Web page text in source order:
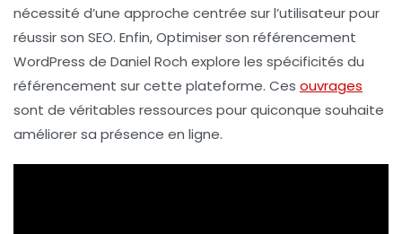
nécessité d’une approche centrée sur l’utilisateur pour
réussir son SEO. Enfin,Optimiser son référencement
WordPress de Daniel Roch explore les spécificités du
référencement sur cette plateforme. Ces ouvrages
sont de véritables ressources pour quiconque souhaite
améliorer sa présence en ligne.